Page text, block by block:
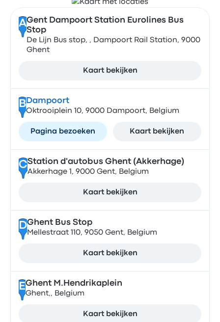
AGent Dampoort Station Eurolines Bus
Stop
De Lijn Bus stop, , Dampoort Rail Station, 9000
Ghent
Kaart bekijken
B Dampoort
Oktrooiplein 10, 9000 Dampoort, Belgium
Pagina bezoeken Kaart bekijken
CStation d'autobus Ghent (Akkerhage)
Akkerhage 1, 9000 Gent, Belgium
Kaart bekijken
DGhent Bus Stop
Mellestraat 110, 9050 Gent, Belgium
Kaart bekijken
EGhent M.Hendrikaplein
Ghent,, Belgium
Kaart bekijken